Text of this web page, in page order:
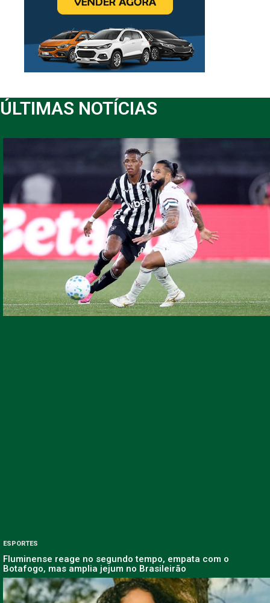
ÚLTIMAS NOTÍCIAS
ESPORTES
Fluminense reage no segundo tempo, empata com o
Botafogo, mas amplia jejum no Brasileirão